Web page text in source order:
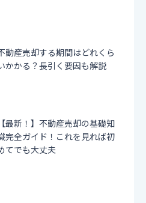
動産売却する期間はどれくら
かかる？長引く要因も解説
【最新！】不動産売却の基礎知
完全ガイド！これを見れば初
てでも大丈夫